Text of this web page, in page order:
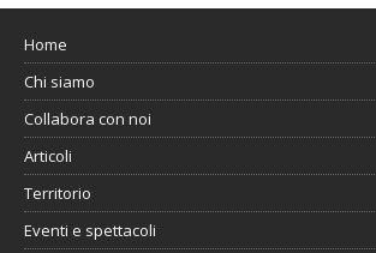
Home
Chi siamo
Collabora con noi
Articoli
Territorio
Eventi e spettacoli